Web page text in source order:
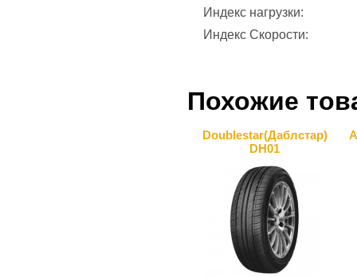
Индекс нагрузки:
Индекс Скорости:
Похожие
Doublestar(Даблcтар)
DH01